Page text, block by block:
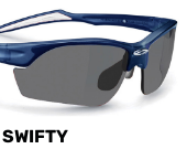
SWIFTY